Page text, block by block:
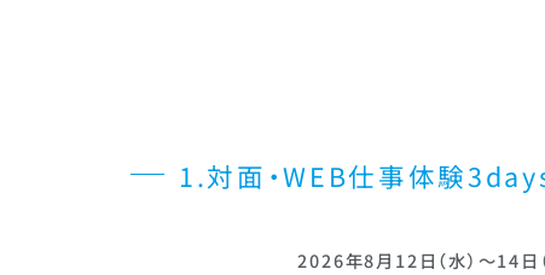
1.対面・WEB仕事体験
2026年8月12日（水）～14日（